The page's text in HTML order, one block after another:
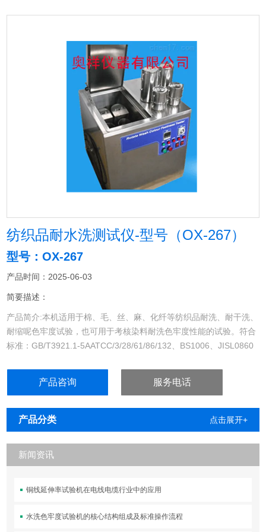
纺织品耐水洗测试仪-型号（OX-267）
型号：OX-267
产品时间：2025-06-03
简要描述：
产品简介:本机适用于棉、毛、丝、麻、化纤等纺织品耐洗、耐干洗、
耐缩呢色牢度试验，也可用于考核染料耐洗色牢度性能的试验。符合
标准：GB/T3921.1-5AATCC/3/28/61/86/132、BS1006、JISL0860
产品咨询 服务电话
产品分类 点击展开+
新闻资讯
铜线延伸率试验机在电线电缆行业中的应用
水洗色牢度试验机的核心结构组成及标准操作流程